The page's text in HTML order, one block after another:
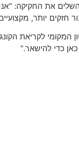
את החקיקה:
יותר, מקצועיים
לקריאת
כדי להישאר."